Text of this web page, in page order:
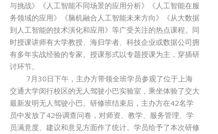
与挑战》《人工智能不同场景的应用分析》《人工智能在服
务领域的应用》《脑机融合人工智能未来方向》《从大数据
到人工智能的技术演化和应用》等广受关注的热点课程。同
时授课讲师有大学教授、海归学者、科技企业或数据公司拥
有多年实战经验的专家。授课形式以专题授课为主，穿插研
讨环节。
7月30日下午，主办方带领全班学员参观了位于上海
交通大学闵行校区的无人驾驶小巴实验室，乘坐体验了交大
最新发明无人驾驶小巴。研修班结束后，主办方在42名学
员中发放了42份调查问卷，对师资、教学、服务管理、学
员满意度、建议和意见方面作了统计。学员给予了本次研修